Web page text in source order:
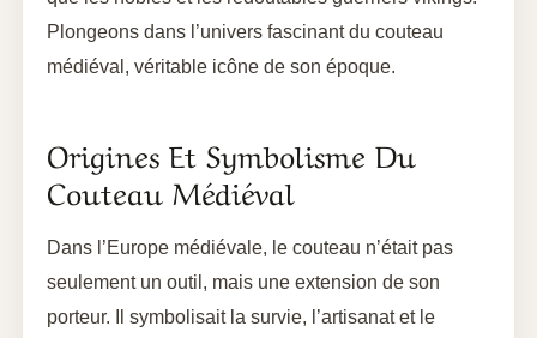
Plongeons dans l’univers fascinant du couteau
médiéval, véritable icône de son époque.
Origines Et Symbolisme Du
Couteau Médiéval
Dans l’Europe médiévale, le couteau n’était pas
seulement un outil, mais une extension de son
porteur. Il symbolisait la survie, l’artisanat et le